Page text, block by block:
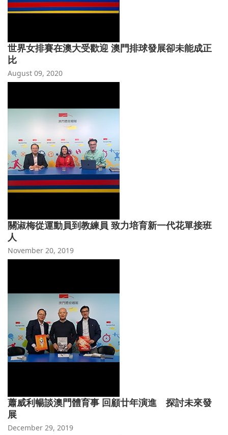
世界女排賽在澳大受歡迎 澳門排球發展卻未能成正
比
August 09, 2020
關淑梅從運動員到教練員 致力培育新一代花單接班
人
November 20, 2019
蕭威利暢談澳門體育事 回顧廿年演進 探討未來發
展
December 29, 2019